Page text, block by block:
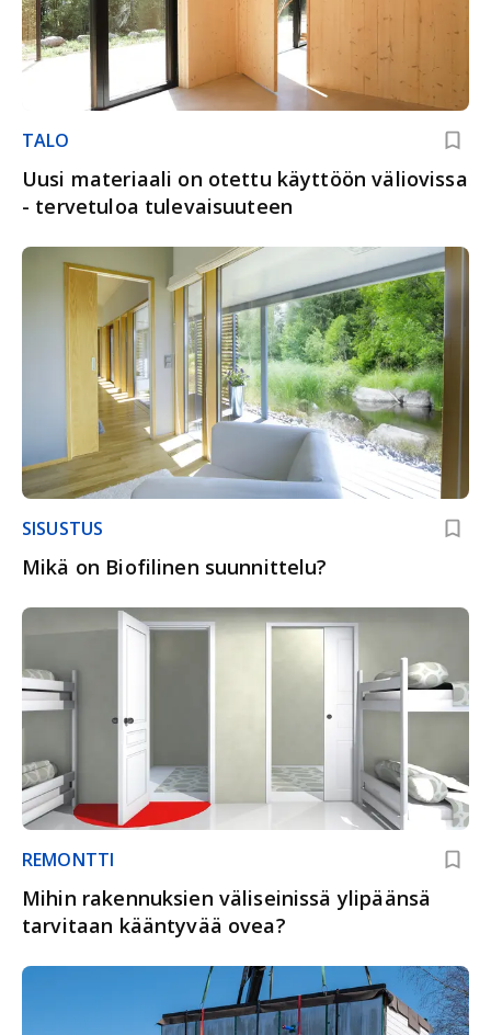
TALO
Uusi materiaali on otettu käyttöön väli­ovissa
- tervetuloa tulevaisuuteen
SISUSTUS
Mikä on Biofilinen suunnittelu?
REMONTTI
Mihin rakennuksien väliseinissä ylipäänsä
tarvitaan kääntyvää ovea?